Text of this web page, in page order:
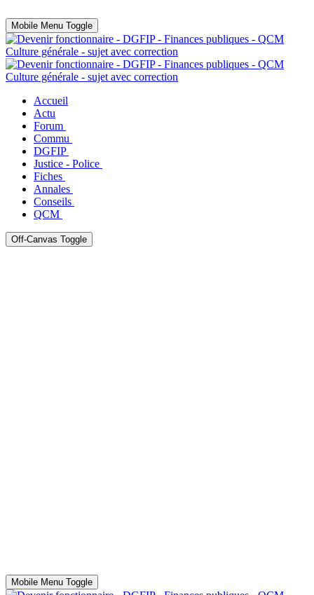
Mobile Menu Toggle
Accueil
Actu
Forum
Commu
DGFIP
Justice - Police
Fiches
Annales
Conseils
QCM
Off-Canvas Toggle
Mobile Menu Toggle